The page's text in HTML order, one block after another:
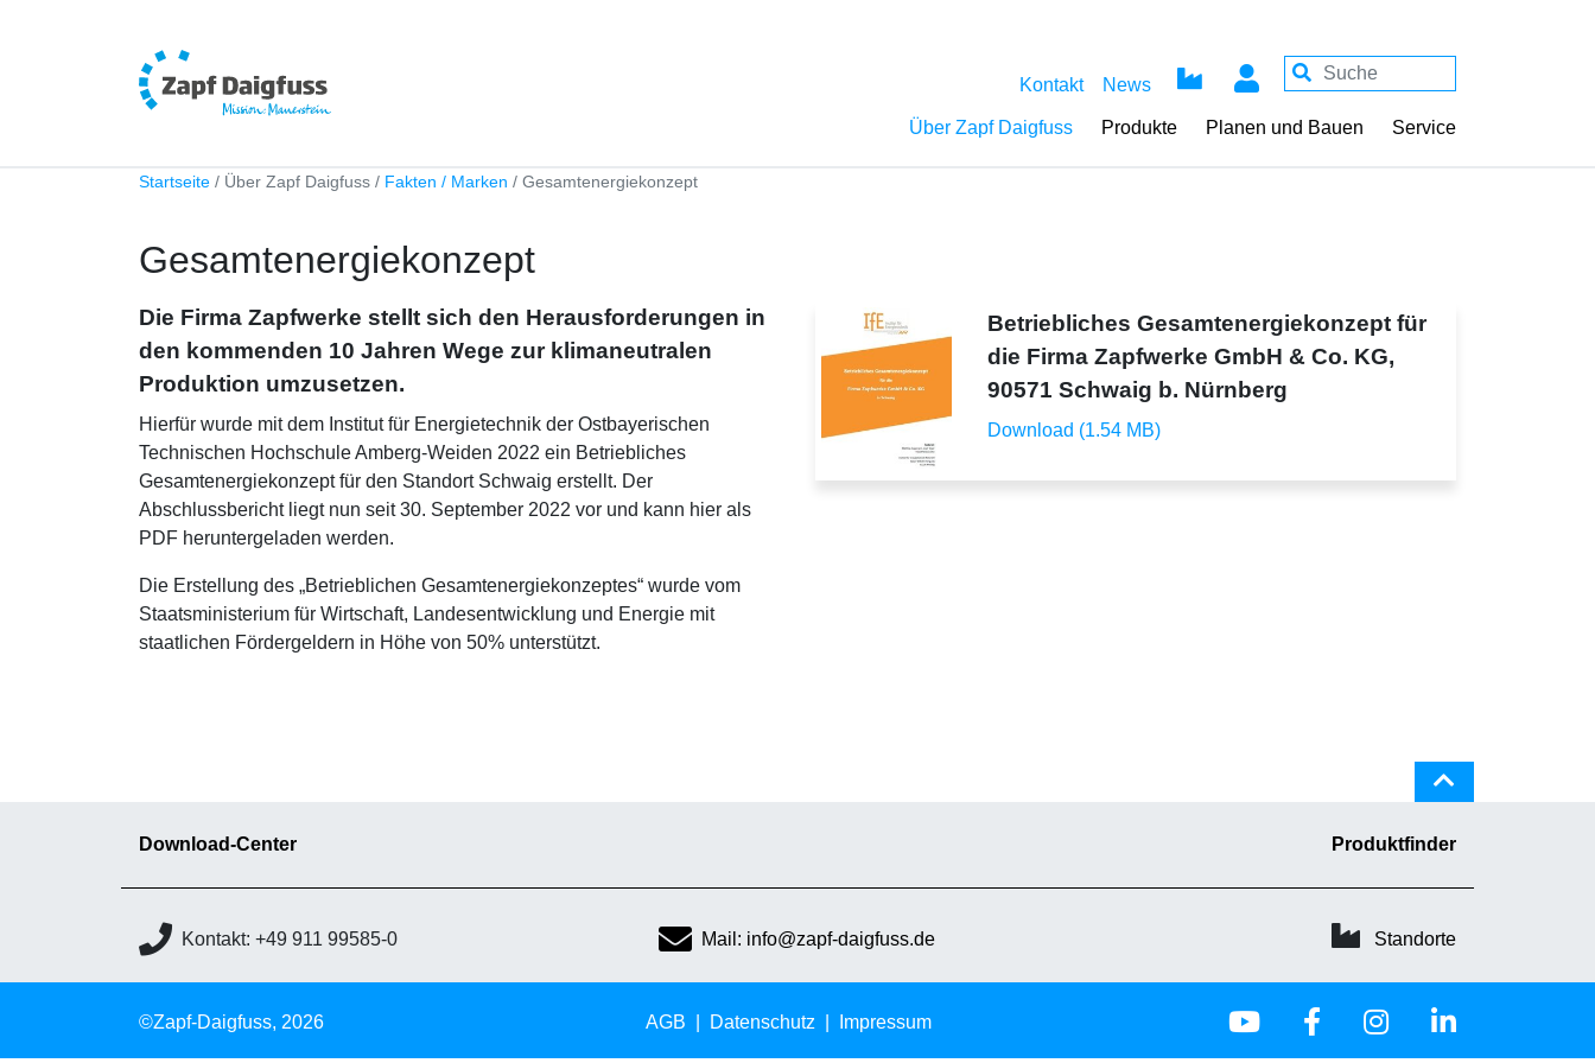
Kontakt News
Über Zapf Daigfuss Produkte Planen und Bauen Service
Startseite Über Zapf Daigfuss Fakten / Marken Gesamtenergiekonzept
Gesamtenergiekonzept
Die Firma Zapfwerke stellt sich den Herausforderungen in
den kommenden 10 Jahren Wege zur klimaneutralen
Produktion umzusetzen.
Hierfür wurde mit dem Institut für Energietechnik der Ostbayerischen
Technischen Hochschule Amberg-Weiden 2022 ein Betriebliches
Gesamtenergiekonzept für den Standort Schwaig erstellt. Der
Abschlussbericht liegt nun seit 30. September 2022 vor und kann hier als
PDF heruntergeladen werden.
Die Erstellung des „Betrieblichen Gesamtenergiekonzeptes“ wurde vom
Staatsministerium für Wirtschaft, Landesentwicklung und Energie mit
staatlichen Fördergeldern in Höhe von 50% unterstützt.
Betriebliches Gesamtenergiekonzept für
die Firma Zapfwerke GmbH & Co. KG,
90571 Schwaig b. Nürnberg
Download (1.54 MB)
Download-Center Produktfinder
Kontakt: +49 911 99585-0 Mail: info@zapf-daigfuss.de Standorte
©Zapf-Daigfuss, 2026 AGB Datenschutz Impressum